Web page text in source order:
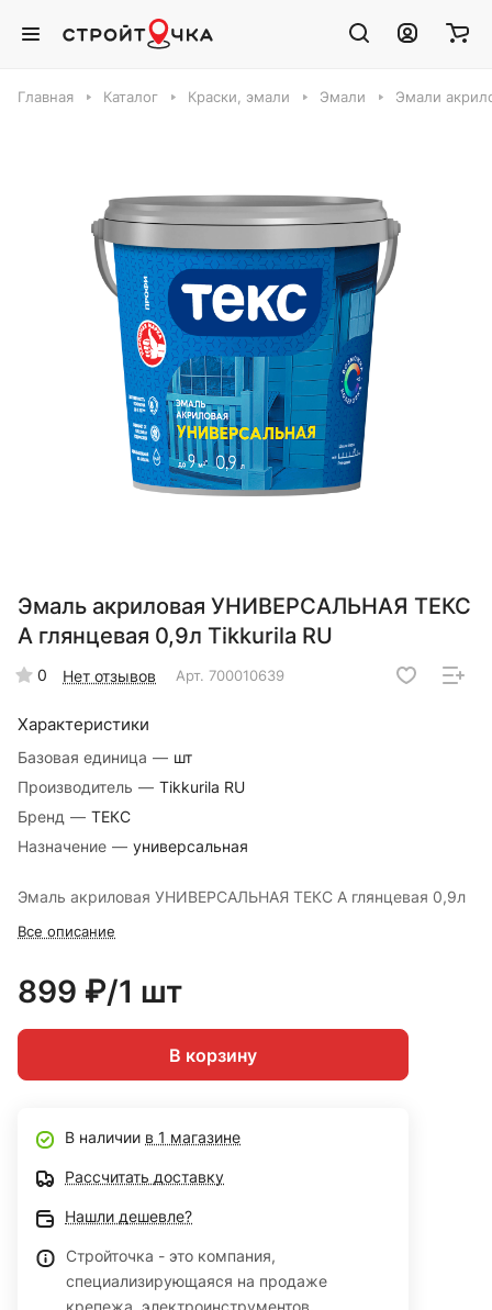
Главная Каталог Краски, эмали Эмали Эмали
Эмаль акриловая УНИВЕРСАЛЬНАЯ ТЕКС
А глянцевая 0,9л Tikkurila RU
0 Нет отзывов Арт. 700010639
Характеристики
Базовая единица — шт
Производитель — Tikkurila RU
Бренд — ТЕКС
Назначение — универсальная
Эмаль акриловая УНИВЕРСАЛЬНАЯ ТЕКС А глянцевая 0,9л
Все описание
899 ₽/1 шт
В корзину
В наличии в 1 магазине
Рассчитать доставку
Нашли дешевле?
Стройточка - это компания,
специализирующаяся на продаже